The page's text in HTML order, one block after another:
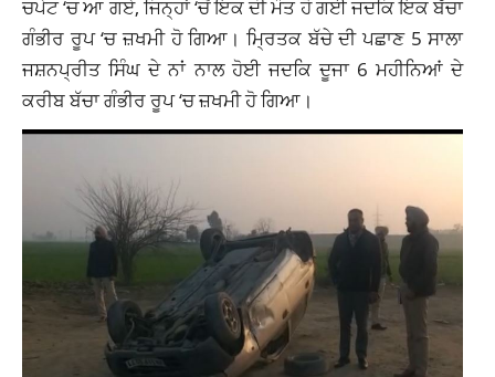
ਚਪੇਟ ‘ਚ ਆ ਗਏ, ਜਿਨ੍ਹਾਂ ‘ਚੋਂ ਇਕ ਦੀ ਮੌਤ ਹੋ ਗਈ ਜਦਕਿ ਇਕ ਬੱਚਾ
ਗੰਭੀਰ ਰੂਪ ‘ਚ ਜ਼ਖਮੀ ਹੋ ਗਿਆ। ਮ੍ਰਿਤਕ ਬੱਚੇ ਦੀ ਪਛਾਣ 5 ਸਾਲਾ
ਜਸ਼ਨਪ੍ਰੀਤ ਸਿੰਘ ਦੇ ਨਾਂ ਨਾਲ ਹੋਈ ਜਦਕਿ ਦੂਜਾ 6 ਮਹੀਨਿਆਂ ਦੇ
ਕਰੀਬ ਬੱਚਾ ਗੰਭੀਰ ਰੂਪ ‘ਚ ਜ਼ਖਮੀ ਹੋ ਗਿਆ।